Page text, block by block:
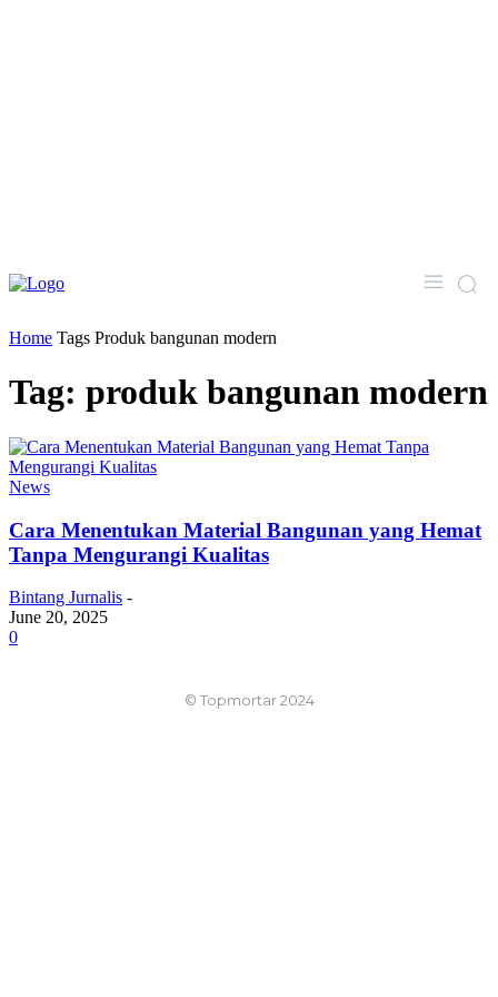
Home Tags Produk bangunan modern
Tag: produk bangunan modern
News
Cara Menentukan Material Bangunan yang Hemat
Tanpa Mengurangi Kualitas
Bintang Jurnalis -
June 20, 2025
0
© Topmortar 2024